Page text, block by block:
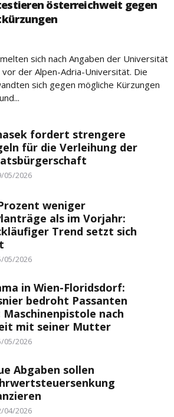
österreichweit gegen
sich nach Angaben der Universität
der Alpen-Adria-Universität. Die
sich gegen mögliche Kürzungen
fordert strengere
für die Verleihung der
05/2026
weniger
als im Vorjahr:
Trend setzt sich
05/2026
in Wien-Floridsdorf:
bedroht Passanten
nach
mit seiner Mutter
05/2026
Abgaben sollen
04/2026